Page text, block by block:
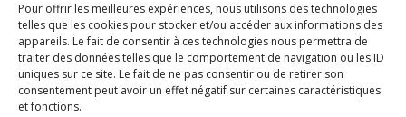
Pour offrir les meilleures expériences, nous utilisons des technologies
telles que les cookies pour stocker et/ou accéder aux informations des
appareils. Le fait de consentir à ces technologies nous permettra de
traiter des données telles que le comportement de navigation ou les ID
uniques sur ce site. Le fait de ne pas consentir ou de retirer son
consentement peut avoir un effet négatif sur certaines caractéristiques
et fonctions.
Afficher une carte plus grande